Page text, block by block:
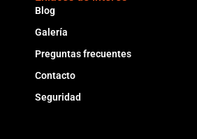
Blog
Galería
Preguntas frecuentes
Contacto
Seguridad